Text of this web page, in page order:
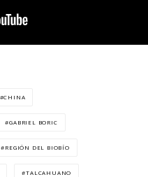
CHINA
GABRIEL BORIC
REGIÓN DEL BIOBÍO
TALCAHUANO